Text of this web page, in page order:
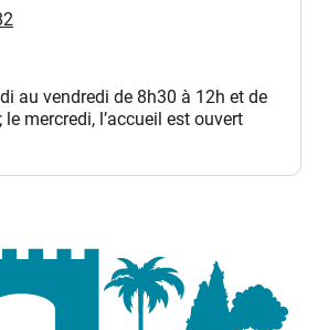
au vendredi de 8h30 à 12h et de
mercredi, l’accueil est ouvert